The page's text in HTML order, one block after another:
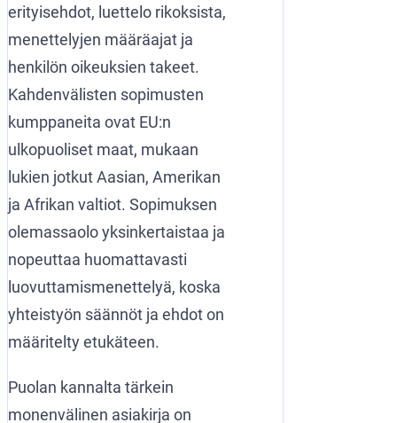
erityisehdot, luettelo rikoksista,
menettelyjen määräajat ja
henkilön oikeuksien takeet.
Kahdenvälisten sopimusten
kumppaneita ovat EU:n
ulkopuoliset maat, mukaan
lukien jotkut Aasian, Amerikan
ja Afrikan valtiot. Sopimuksen
olemassaolo yksinkertaistaa ja
nopeuttaa huomattavasti
luovuttamismenettelyä, koska
yhteistyön säännöt ja ehdot on
määritelty etukäteen.
Puolan kannalta tärkein
monenvälinen asiakirja on